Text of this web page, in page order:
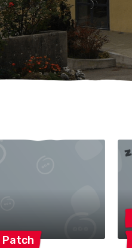
Patch